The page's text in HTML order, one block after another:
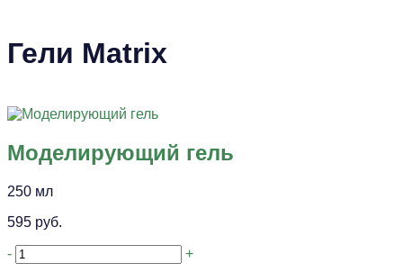
Гели Matrix
Моделирующий гель
250 мл
595 руб.
- +